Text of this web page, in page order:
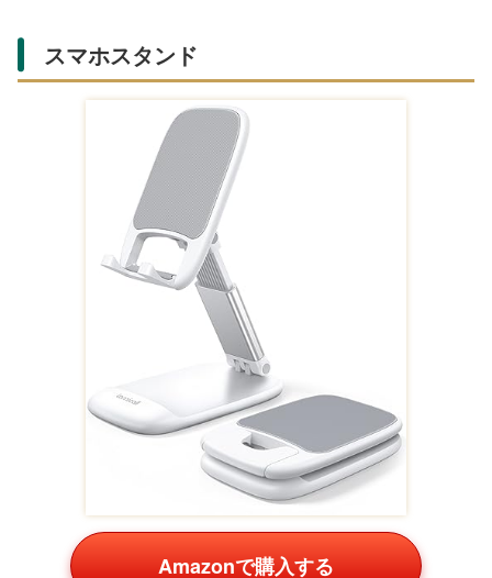
ゲームや音楽、動画を楽しめます。1円単位で金額設定可
能で、メール配信が便利。楽天市場・Amazonで即時利用
可。誕生日サプライズにぴったりです。
女の子向けは可愛さと実用性を両立。お揃いアクセや文具
セットで友情をアピールしましょう。楽天の送料無料ライ
ンを活用すれば、複数購入もお得です。
男女共通のおすすめ誕生日プレゼ
性別問わず喜ばれるアイテムも多数。友達みんなで楽しめ
クリアファイルセット